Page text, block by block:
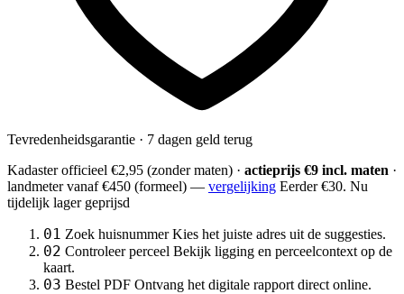
Tevredenheidsgarantie · 7 dagen geld terug
Kadaster officieel €2,95 (zonder maten) · actieprijs €9 incl. maten ·
landmetervanaf €450 (formeel) — vergelijking Eerder €30. Nu
tijdelijk lager geprijsd
01 Zoek huisnummer Kies het juiste adres uit de suggesties.
02 Controleer perceel Bekijk ligging en perceelcontext op de
kaart.
03 Bestel PDF Ontvang het digitale rapport direct online.